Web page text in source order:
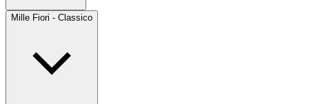
Mille Fiori - Classico